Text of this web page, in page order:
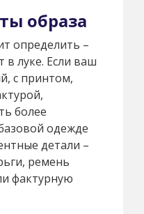
образа
определить –
в луке. Если ваш
с принтом,
более
одежде
детали –
ремень
фактурную